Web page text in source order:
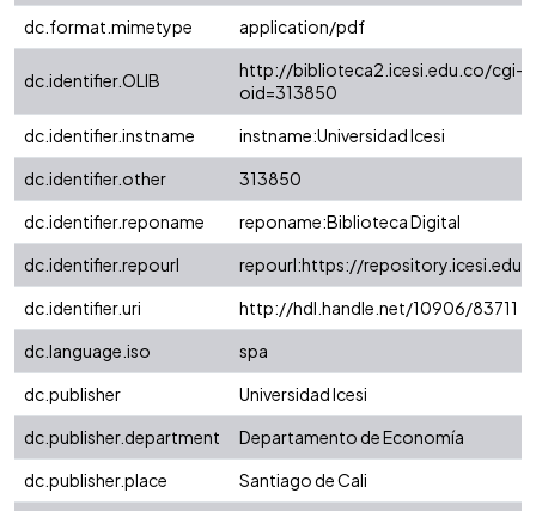
dc.format.mimetype
application/pdf
dc.identifier.OLIB
http://biblioteca2.icesi.edu.co/cgi-
oid=313850
dc.identifier.instname
instname:Universidad Icesi
dc.identifier.other
313850
dc.identifier.reponame
reponame:Biblioteca Digital
dc.identifier.repourl
repourl:https://
dc.identifier.uri
http://hdl.handle.net/10906/83711
dc.language.iso
spa
dc.publisher
Universidad Icesi
dc.publisher.department
Departamento de Economía
dc.publisher.place
Santiago de Cali